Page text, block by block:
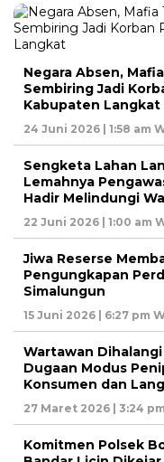
Negara Absen,
Sembiring Jadi
Kabupaten Langkat
24 Juni 2026 | 1:58 am
Sengketa Lahan
Lemahnya
Hadir Melindungi
22 Juni 2026 | 1:00 am
Jiwa Reserse
Pengungkapan
Simalungun
15 Juni 2026 | 6:27 pm
Wartawan
Dugaan Modus
Konsumen dan
27 Maret 2026 | 3:24
Komitmen Polsek